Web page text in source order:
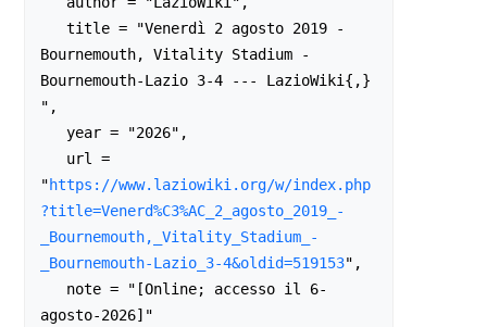
Bournemouth, Vitality Stadium -
Bournemouth-Lazio 3-4 --- LazioWiki{,}
",
"https://www.laziowiki.org/w/index.php
?title=Venerd%C3%AC_2_agosto_2019_-
_Bournemouth,_Vitality_Stadium_-
_Bournemouth-Lazio_3-4&oldid=519153",
agosto-2026]"